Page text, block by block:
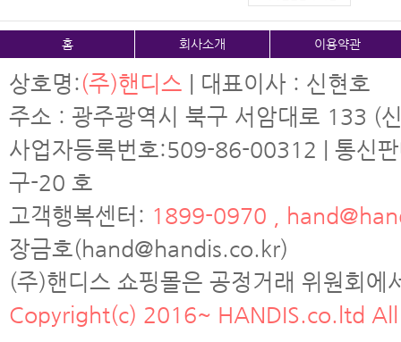
홈 회사소개 이용약관
상호명:(주)핸디스 | 대표이사 : 신현호
주소 : 광주광역시 북구 서암대로 133 (
사업자등록번호:509-86-00312 | 통신
구-20 호
고객행복센터: 1899-0970 ,
장금호(hand@handis.co.kr)
(주)핸디스 쇼핑몰은 공정거래 위원회
Copyright(c) 2016~ HANDIS.co.ltd